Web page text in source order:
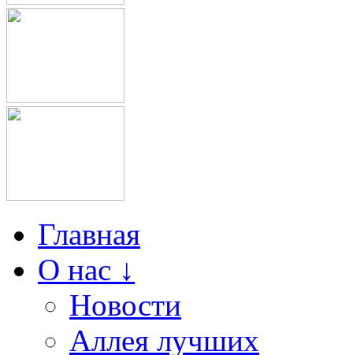
Главная
О нас ↓
Новости
Аллея лучших